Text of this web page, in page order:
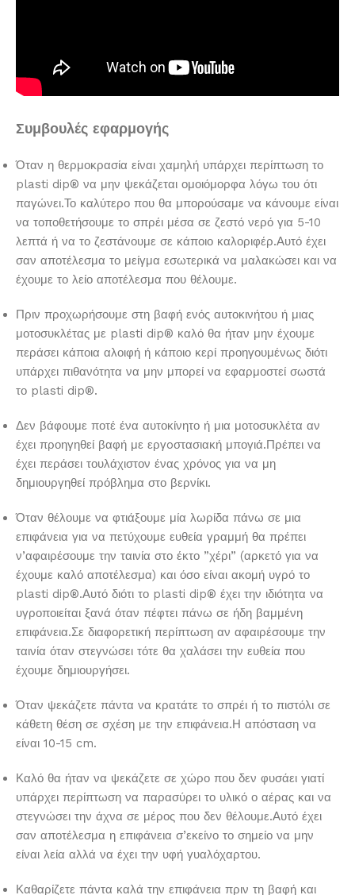
Συμβουλές εφαρμογής
Όταν η θερμοκρασία είναι χαμηλή υπάρχει περίπτωση το
plasti dip® να μην ψεκάζεται ομοιόμορφα λόγω του ότι
παγώνει.Το καλύτερο που θα μπορούσαμε να κάνουμε είναι
να τοποθετήσουμε το σπρέι μέσα σε ζεστό νερό για 5-10
λεπτά ή να το ζεστάνουμε σε κάποιο καλοριφέρ.Αυτό έχει
σαν αποτέλεσμα το μείγμα εσωτερικά να μαλακώσει και να
έχουμε το λείο αποτέλεσμα που θέλουμε.
Πριν προχωρήσουμε στη βαφή ενός αυτοκινήτου ή μιας
μοτοσυκλέτας με plasti dip® καλό θα ήταν μην έχουμε
περάσει κάποια αλοιφή ή κάποιο κερί προηγουμένως διότι
υπάρχει πιθανότητα να μην μπορεί να εφαρμοστεί σωστά
το plasti dip®.
Δεν βάφουμε ποτέ ένα αυτοκίνητο ή μια μοτοσυκλέτα αν
έχει προηγηθεί βαφή με εργoστασιακή μπογιά.Πρέπει να
έχει περάσει τουλάχιστον ένας χρόνος για να μη
δημιουργηθεί πρόβλημα στο βερνίκι.
Όταν θέλουμε να φτιάξουμε μία λωρίδα πάνω σε μια
επιφάνεια για να πετύχουμε ευθεία γραμμή θα πρέπει
ν’αφαιρέσουμε την ταινία στο έκτο ”χέρι” (αρκετό για να
έχουμε καλό αποτέλεσμα) και όσο είναι ακομή υγρό το
plasti dip®.Αυτό διότι το plasti dip® έχει την ιδιότητα να
υγροποιείται ξανά όταν πέφτει πάνω σε ήδη βαμμένη
επιφάνεια.Σε διαφορετική περίπτωση αν αφαιρέσουμε την
ταινία όταν στεγνώσει τότε θα χαλάσει την ευθεία που
έχουμε δημιουργήσει.
Όταν ψεκάζετε πάντα να κρατάτε το σπρέι ή το πιστόλι σε
κάθετη θέση σε σχέση με την επιφάνεια.Η απόσταση να
είναι 10-15 cm.
Καλό θα ήταν να ψεκάζετε σε χώρο που δεν φυσάει γιατί
υπάρχει περίπτωση να παρασύρει το υλικό ο αέρας και να
στεγνώσει την άχνα σε μέρος που δεν θέλουμε.Αυτό έχει
σαν αποτέλεσμα η επιφάνεια σ’εκείνο το σημείο να μην
είναι λεία αλλά να έχει την υφή γυαλόχαρτου.
Καθαρίζετε πάντα καλά την επιφάνεια πριν τη βαφή και